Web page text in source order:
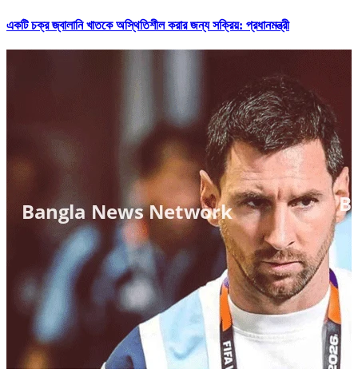
একটি চক্র জ্বালানি খাতকে অস্থিতিশীল করার জন্য সক্রিয়: প্রধানমন্ত্রী